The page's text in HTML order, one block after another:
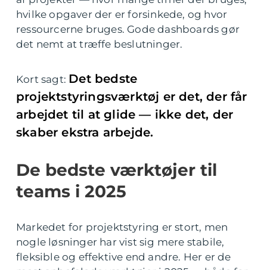
hvilke opgaver der er forsinkede, og hvor
ressourcerne bruges. Gode dashboards gør
det nemt at træffe beslutninger.
Kort sagt: Det bedste
projektstyringsværktøj er det, der får
arbejdet til at glide — ikke det, der
skaber ekstra arbejde.
De bedste værktøjer til
teams i 2025
Markedet for projektstyring er stort, men
nogle løsninger har vist sig mere stabile,
fleksible og effektive end andre. Her er de